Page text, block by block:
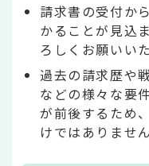
請求書の受付か
かることが見込
ろしくお願いい
過去の請求歴や
などの様々な要
が前後するため
けではありません